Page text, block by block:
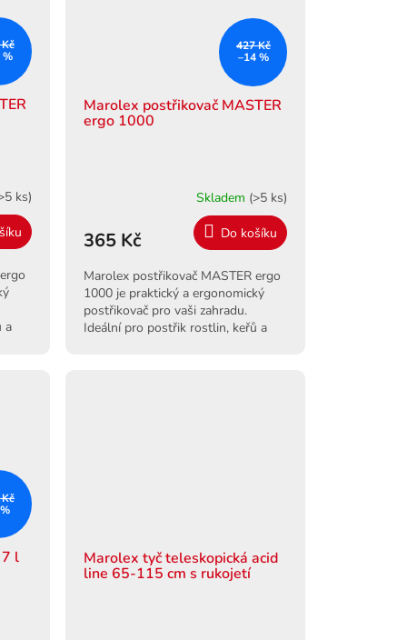
%
ks)
a
427 Kč
–14 %
Marolex postřikovač MASTER
ergo 1000
Skladem (>5 ks)
365 Kč Do košíku
Marolex postřikovač MASTER ergo
1000 je praktický a ergonomický
postřikovač pro vaši zahradu.
Ideální pro postřik rostlin, keřů a
l Marolex tyč teleskopická acid
line 65-115 cm s rukojetí